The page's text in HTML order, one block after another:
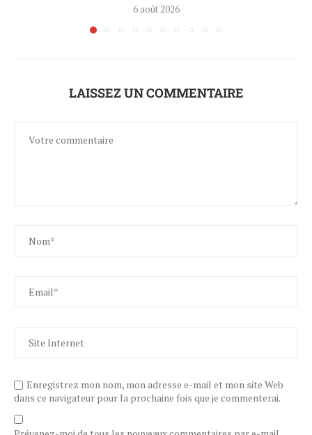
6 août 2026
LAISSEZ UN COMMENTAIRE
Enregistrez mon nom, mon adresse e-mail et mon site Web
dans ce navigateur pour la prochaine fois que je commenterai.